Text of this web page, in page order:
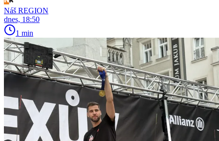
Náš REGION
dnes, 18:50
1 min